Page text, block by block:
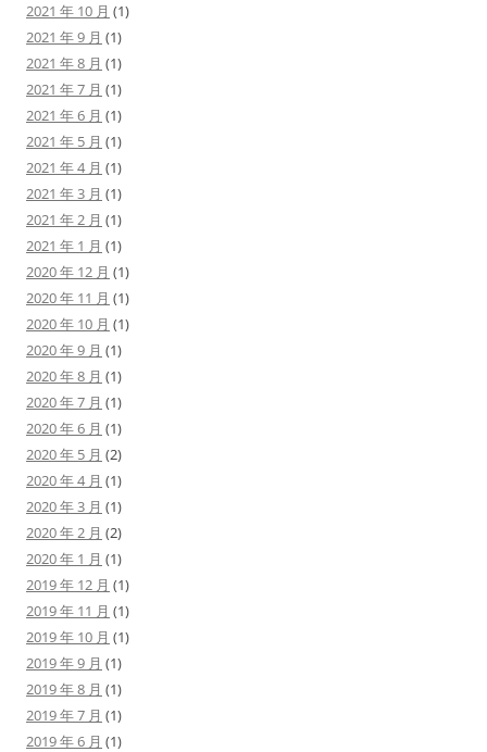
2021 年 10 月 (1)
2021 年 9 月 (1)
2021 年 8 月 (1)
2021 年 7 月 (1)
2021 年 6 月 (1)
2021 年 5 月 (1)
2021 年 4 月 (1)
2021 年 3 月 (1)
2021 年 2 月 (1)
2021 年 1 月 (1)
2020 年 12 月 (1)
2020 年 11 月 (1)
2020 年 10 月 (1)
2020 年 9 月 (1)
2020 年 8 月 (1)
2020 年 7 月 (1)
2020 年 6 月 (1)
2020 年 5 月 (2)
2020 年 4 月 (1)
2020 年 3 月 (1)
2020 年 2 月 (2)
2020 年 1 月 (1)
2019 年 12 月 (1)
2019 年 11 月 (1)
2019 年 10 月 (1)
2019 年 9 月 (1)
2019 年 8 月 (1)
2019 年 7 月 (1)
2019 年 6 月 (1)